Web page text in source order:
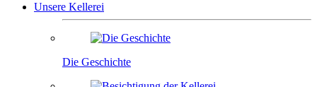
Unsere Kellerei
Die Geschichte